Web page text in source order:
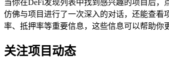
当你在DeFi发现列表中找到感兴趣的项目后
仿佛与项目进行了一次深入的对话，还能查看
率、抵押率等重要信息，这些信息可以帮助你
关注项目动态